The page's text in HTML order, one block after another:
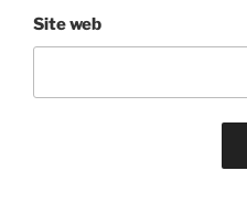
Site web